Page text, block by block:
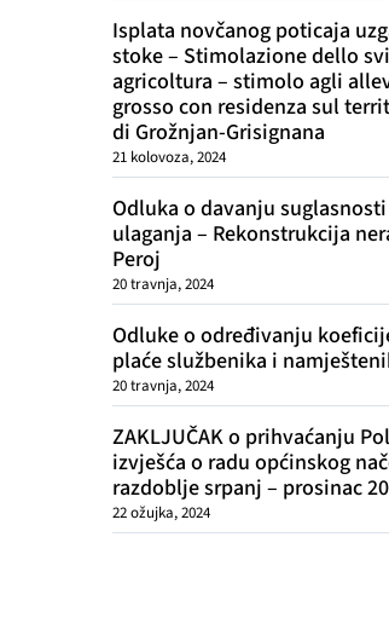
Isplata novčanog poticaja
stoke – Stimolazione dello
agricoltura – stimolo agli
grosso con residenza sul
di Grožnjan-Grisignana
21 kolovoza, 2024
Odluka o davanju
ulaganja – Rekonstrukcija
Peroj
20 travnja, 2024
Odluke o određivanju
plaće službenika i
20 travnja, 2024
ZAKLJUČAK o prihvaćanju
izvješća o radu općinskog
razdoblje srpanj – prosinac
22 ožujka, 2024